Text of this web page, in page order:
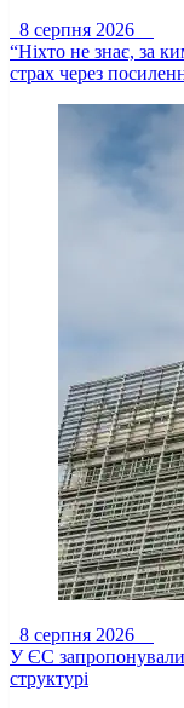
8 серпня 2026
“Ніхто не знає, за
страх через
8 серпня 2026
У ЄС
структурі